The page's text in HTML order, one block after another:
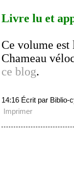
Livre lu et
Ce volume est
Chameau
ce blog.
14:16 Écrit par Biblio-
Imprimer